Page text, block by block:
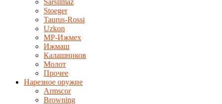
Sarsilmaz
Stoeger
Taurus-Rossi
Uzkon
MP-Ижмех
Ижмаш
Калашников
Молот
Прочее
Нарезное оружие
Armscor
Browning